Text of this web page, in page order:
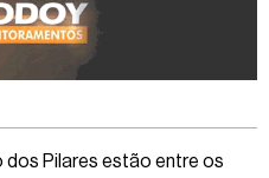
dos Pilares estão entre os